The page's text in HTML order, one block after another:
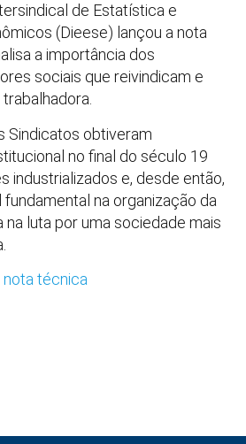
de Estatística e
(Dieese) lançou a nota
a importância dos
sociais que reivindicam e
Sindicatos obtiveram
no final do século 19
industrializados e, desde então,
na organização da
luta por uma sociedade mais
nota técnica